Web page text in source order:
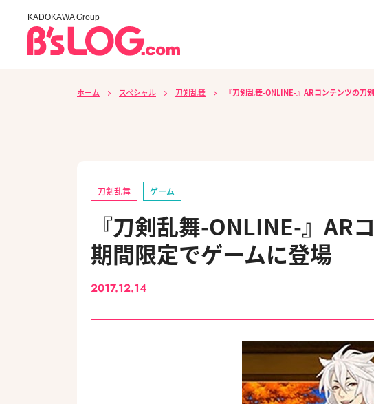
KADOKAWA Group
ホーム スペシャル 刀剣乱舞 『刀剣乱舞-ONLINE-』ARコンテンツの刀
刀剣乱舞 ゲーム
『刀剣乱舞-ONLINE-』AR
期間限定でゲームに登場
2017.12.14